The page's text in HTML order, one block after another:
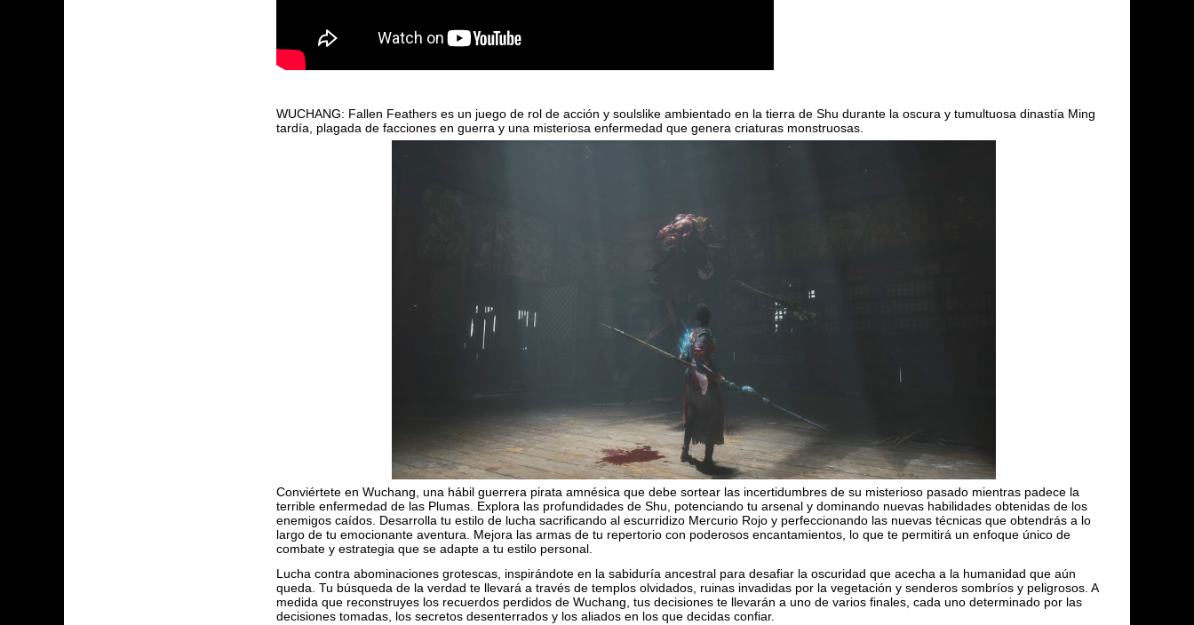
WUCHANG: Fallen Feathers es un juego de rol de acción y soulslike ambientado en la tierra de Shu durante la oscura y tumultuosa dinastía Ming
tardía, plagada de facciones en guerra y una misteriosa enfermedad que genera criaturas monstruosas.
Conviértete en Wuchang, una hábil guerrera pirata amnésica que debe sortear las incertidumbres de su misterioso pasado mientras padece la
terrible enfermedad de las Plumas. Explora las profundidades de Shu, potenciando tu arsenal y dominando nuevas habilidades obtenidas de los
enemigos caídos. Desarrolla tu estilo de lucha sacrificando al escurridizo Mercurio Rojo y perfeccionando las nuevas técnicas que obtendrás a lo
largo de tu emocionante aventura. Mejora las armas de tu repertorio con poderosos encantamientos, lo que te permitirá un enfoque único de
combate y estrategia que se adapte a tu estilo personal.
Lucha contra abominaciones grotescas, inspirándote en la sabiduría ancestral para desafiar la oscuridad que acecha a la humanidad que aún
queda. Tu búsqueda de la verdad te llevará a través de templos olvidados, ruinas invadidas por la vegetación y senderos sombríos y peligrosos. A
medida que reconstruyes los recuerdos perdidos de Wuchang, tus decisiones te llevarán a uno de varios finales, cada uno determinado por las
decisiones tomadas, los secretos desenterrados y los aliados en los que decidas confiar.